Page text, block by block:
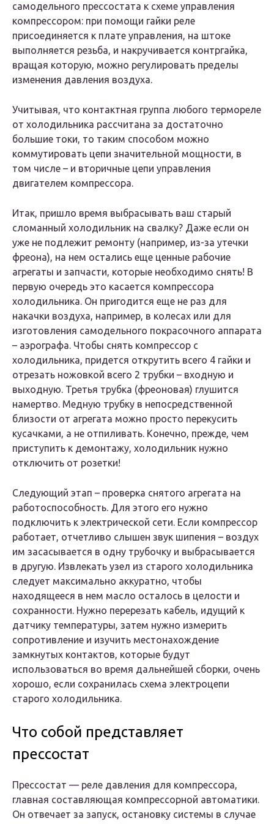
самодельного прессостата к схеме управления
компрессором: при помощи гайки реле
присоединяется к плате управления, на штоке
выполняется резьба, и накручивается контргайка,
вращая которую, можно регулировать пределы
изменения давления воздуха.
Учитывая, что контактная группа любого термореле
от холодильника рассчитана за достаточно
большие токи, то таким способом можно
коммутировать цепи значительной мощности, в
том числе – и вторичные цепи управления
двигателем компрессора.
Итак, пришло время выбрасывать ваш старый
сломанный холодильник на свалку? Даже если он
уже не подлежит ремонту (например, из-за утечки
фреона), на нем остались еще ценные рабочие
агрегаты и запчасти, которые необходимо снять! В
первую очередь это касается компрессора
холодильника. Он пригодится еще не раз для
накачки воздуха, например, в колесах или для
изготовления самодельного покрасочного аппарата
– аэрографа. Чтобы снять компрессор с
холодильника, придется открутить всего 4 гайки и
отрезать ножовкой всего 2 трубки – входную и
выходную. Третья трубка (фреоновая) глушится
намертво. Медную трубку в непосредственной
близости от агрегата можно просто перекусить
кусачками, а не отпиливать. Конечно, прежде, чем
приступить к демонтажу, холодильник нужно
отключить от розетки!
Следующий этап – проверка снятого агрегата на
работоспособность. Для этого его нужно
подключить к электрической сети. Если компрессор
работает, отчетливо слышен звук шипения – воздух
им засасывается в одну трубочку и выбрасывается
в другую. Извлекать узел из старого холодильника
следует максимально аккуратно, чтобы
находящееся в нем масло осталось в целости и
сохранности. Нужно перерезать кабель, идущий к
датчику температуры, затем нужно измерить
сопротивление и изучить местонахождение
замкнутых контактов, которые будут
использоваться во время дальнейшей сборки, очень
хорошо, если сохранилась схема электроцепи
старого холодильника.
Что собой представляет
прессостат
Прессостат — реле давления для компрессора,
главная составляющая компрессорной автоматики.
Он отвечает за запуск, остановку системы в случае